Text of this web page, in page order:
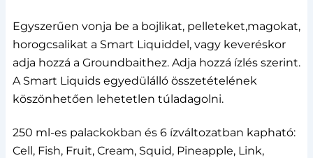
Egyszerűen vonja be a bojlikat, pelleteket,magokat,
horogcsalikat a Smart Liquiddel, vagy keveréskor
adja hozzá a Groundbaithez. Adja hozzá ízlés szerint.
A Smart Liquids egyedülálló összetételének
köszönhetően lehetetlen túladagolni.
250 ml-es palackokban és 6 ízváltozatban kapható:
Cell, Fish, Fruit, Cream, Squid, Pineapple, Link,